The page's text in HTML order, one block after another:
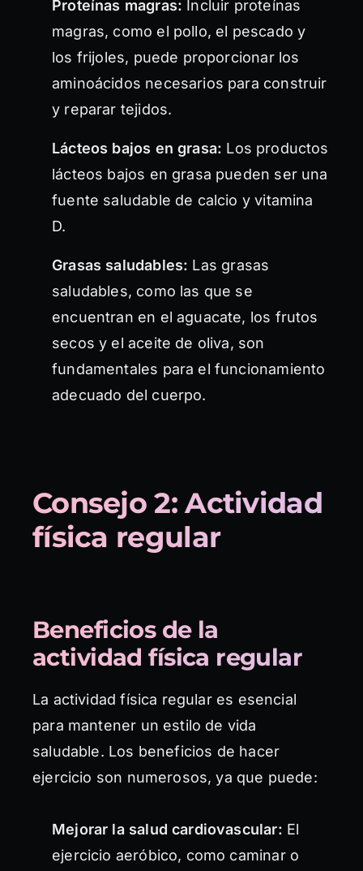
Proteínas magras: Incluir proteínas
magras, como el pollo, el pescado y
los frijoles, puede proporcionar los
aminoácidos necesarios para construir
y reparar tejidos.
Lácteos bajos en grasa: Los productos
lácteos bajos en grasa pueden ser una
fuente saludable de calcio y vitamina
D.
Grasas saludables: Las grasas
saludables, como las que se
encuentran en el aguacate, los frutos
secos y el aceite de oliva, son
fundamentales para el funcionamiento
adecuado del cuerpo.
Consejo 2: Actividad
física regular
Beneficios de la
actividad física regular
La actividad física regular es esencial
para mantener un estilo de vida
saludable. Los beneficios de hacer
ejercicio son numerosos, ya que puede:
Mejorar la salud cardiovascular: El
ejercicio aeróbico, como caminar o